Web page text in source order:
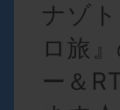
ナゾ
ロ旅
ー＆